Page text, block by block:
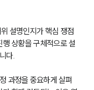
펌
설명인지가 핵심 쟁점
상황을 구체적으로 설
다.
과정을 중요하게 살펴